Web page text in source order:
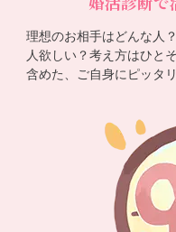
理想のお相手はどんな人
人欲しい？考え方はひと
含めた、ご自身にピッタ